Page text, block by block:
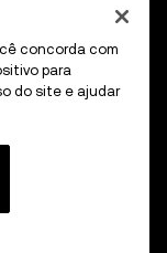
concorda com
para
do site e ajudar